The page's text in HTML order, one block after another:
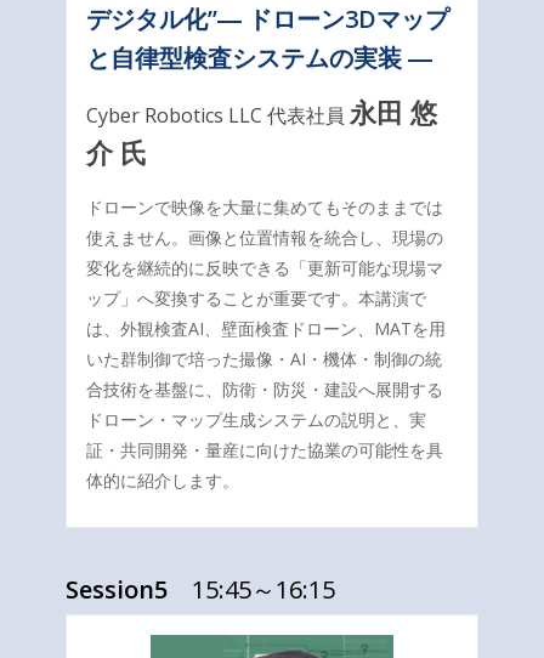
デジタル化”― ドローン3Dマップ
と自律型検査システムの実装 ―
Cyber Robotics LLC 代表社員 永田 悠
介 氏
ドローンで映像を大量に集めてもそのままでは
使えません。画像と位置情報を統合し、現場の
変化を継続的に反映できる「更新可能な現場マ
ップ」へ変換することが重要です。本講演で
は、外観検査AI、壁面検査ドローン、MATを用
いた群制御で培った撮像・AI・機体・制御の統
合技術を基盤に、防衛・防災・建設へ展開する
ドローン・マップ生成システムの説明と、実
証・共同開発・量産に向けた協業の可能性を具
体的に紹介します。
Session5 15:45～16:15